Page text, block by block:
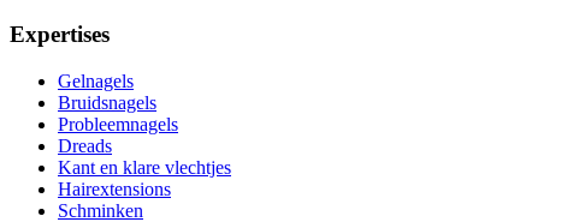
Expertises
Gelnagels
Bruidsnagels
Probleemnagels
Dreads
Kant en klare vlechtjes
Hairextensions
Schminken